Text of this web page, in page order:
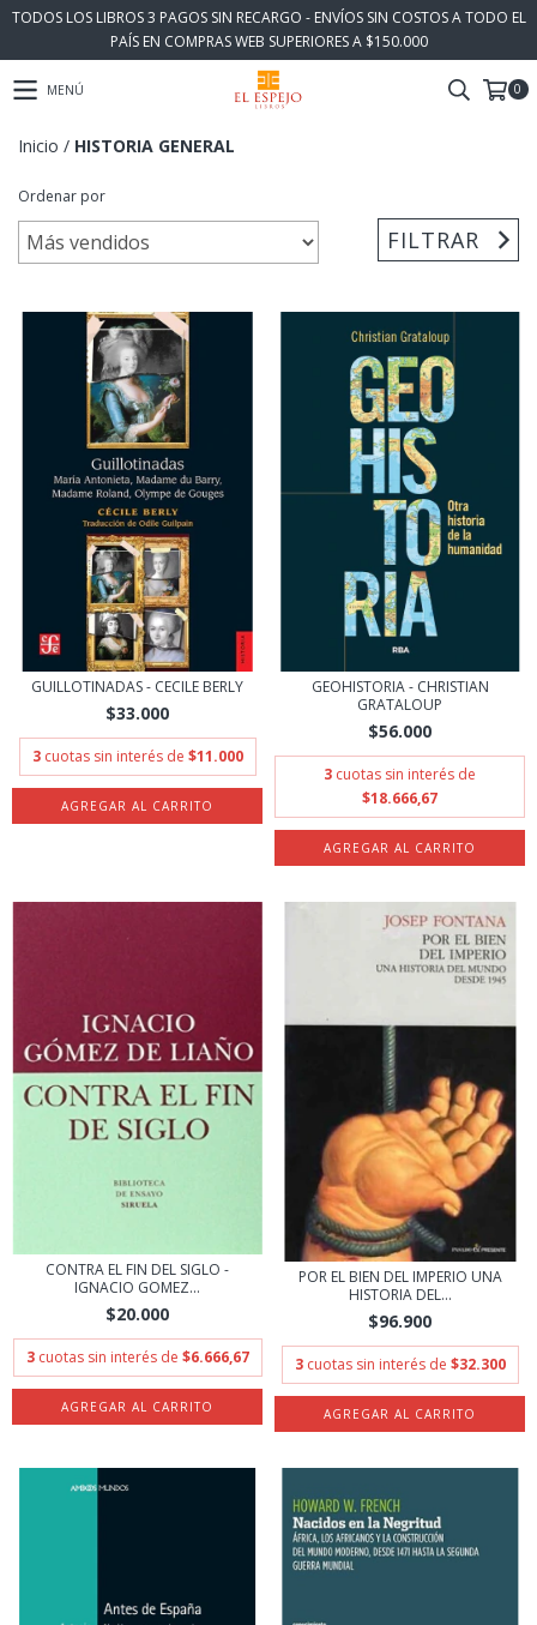
TODOS LOS LIBROS 3 PAGOS SIN RECARGO - ENVÍOS SIN COSTOS A TODO EL
PAÍS EN COMPRAS WEB SUPERIORES A $150.000
MENÚ 0
Inicio / HISTORIA GENERAL
Ordenar por
FILTRAR
GUILLOTINADAS - CECILE BERLY
$33.000
3 cuotas sin interés de $11.000
GEOHISTORIA - CHRISTIAN
GRATALOUP
$56.000
3 cuotas sin interés de
$18.666,67
CONTRA EL FIN DEL SIGLO -
IGNACIO GOMEZ...
$20.000
3 cuotas sin interés de $6.666,67
POR EL BIEN DEL IMPERIO UNA
HISTORIA DEL...
$96.900
3 cuotas sin interés de $32.300